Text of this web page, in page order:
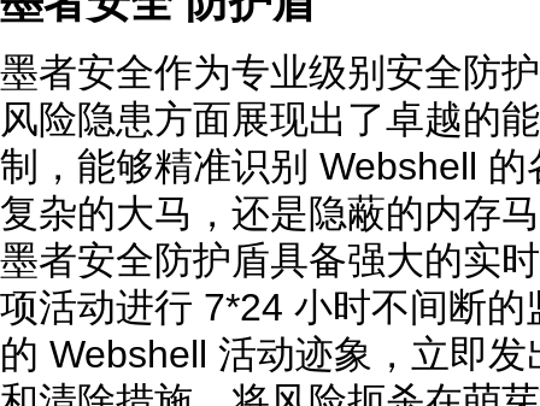
墨者安全作为专业级别安全防
风险隐患方面展现出了卓越的
制，能够精准识别 Webshell
复杂的大马，还是隐蔽的内存
墨者安全防护盾具备强大的实
项活动进行 7*24 小时不间断
的 Webshell 活动迹象，立即